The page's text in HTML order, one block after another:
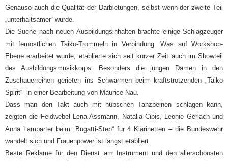
Genauso auch die Qualität der Darbietungen, selbst wenn der zweite Teil
„unterhaltsamer“ wurde.
Die Suche nach neuen Ausbildungsinhalten brachte einige Schlagzeuger
mit fernöstlichen Taiko-Trommeln in Verbindung. Was auf Workshop-
Ebene erarbeitet wurde, etablierte sich seit kurzer Zeit auch im Showteil
des Ausbildungsmusikkorps. Besonders die jungen Damen in den
Zuschauerreihen gerieten ins Schwärmen beim kraftstrotzenden „Taiko
Spirit“ in einer Bearbeitung von Maurice Nau.
Dass man den Takt auch mit hübschen Tanzbeinen schlagen kann,
zeigten die Feldwebel Lena Assmann, Natalia Cibis, Leonie Gerlach und
Anna Lamparter beim „Bugatti-Step“ für 4 Klarinetten – die Bundeswehr
wandelt sich und Frauenpower ist längst etabliert.
Beste Reklame für den Dienst am Instrument und den allerschönsten